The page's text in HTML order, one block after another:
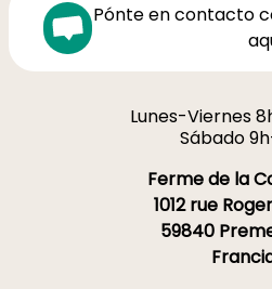
Pónte en contacto
Lunes-Viernes
Sábado
Ferme de la
1012 rue
59840